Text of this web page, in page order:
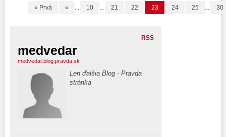
« Prvá « ... 10 ... 21 22 23 24 25 ... 30
RSS
medvedar
medvedar.blog.pravda.sk
Len ďalšia Blog - Pravda
stránka